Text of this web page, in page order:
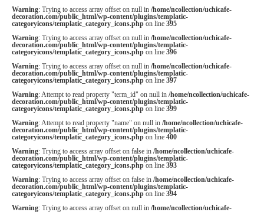
Warning: Trying to access array offset on null in /home/ncollection/uchicafe-
decoration.com/public_html/wp-content/plugins/templatic-
categoryicons/templatic_category_icons.phpon line 395
Warning: Trying to access array offset on null in /home/ncollection/uchicafe-
decoration.com/public_html/wp-content/plugins/templatic-
categoryicons/templatic_category_icons.phpon line 396
Warning: Trying to access array offset on null in /home/ncollection/uchicafe-
decoration.com/public_html/wp-content/plugins/templatic-
categoryicons/templatic_category_icons.phpon line 397
Warning: Attempt to read property "term_id" on null in /home/ncollection/uchicafe-
decoration.com/public_html/wp-content/plugins/templatic-
categoryicons/templatic_category_icons.phpon line 399
Warning: Attempt to read property "name" on null in /home/ncollection/uchicafe-
decoration.com/public_html/wp-content/plugins/templatic-
categoryicons/templatic_category_icons.phpon line 400
Warning: Trying to access array offset on false in /home/ncollection/uchicafe-
decoration.com/public_html/wp-content/plugins/templatic-
categoryicons/templatic_category_icons.phpon line 393
Warning: Trying to access array offset on false in /home/ncollection/uchicafe-
decoration.com/public_html/wp-content/plugins/templatic-
categoryicons/templatic_category_icons.phpon line 394
Warning: Trying to access array offset on null in /home/ncollection/uchicafe-